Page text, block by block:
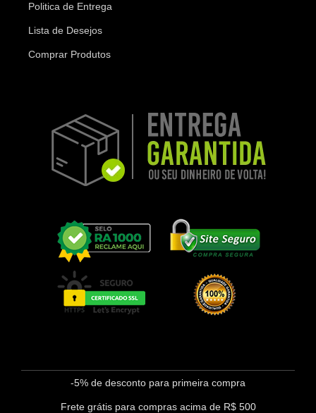
Politica de Entrega
Lista de Desejos
Comprar Produtos
-5% de desconto para primeira compra
Frete grátis para compras acima de R$ 500